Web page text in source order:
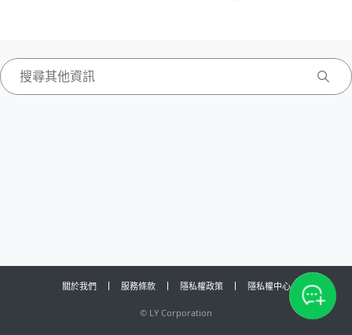
關於我們 服務條款 隱私權政策 隱私權中心
© LY Corporation